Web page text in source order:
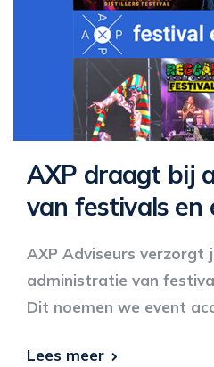
AXP draagt bij
van festivals en
AXP Adviseurs verzorgt
administratie van
Dit noemen we event
Lees meer